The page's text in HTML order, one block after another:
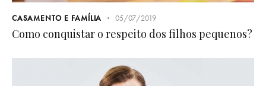
CASAMENTO E FAMÍLIA 05/07/2019
Como conquistar o respeito dos filhos pequenos?